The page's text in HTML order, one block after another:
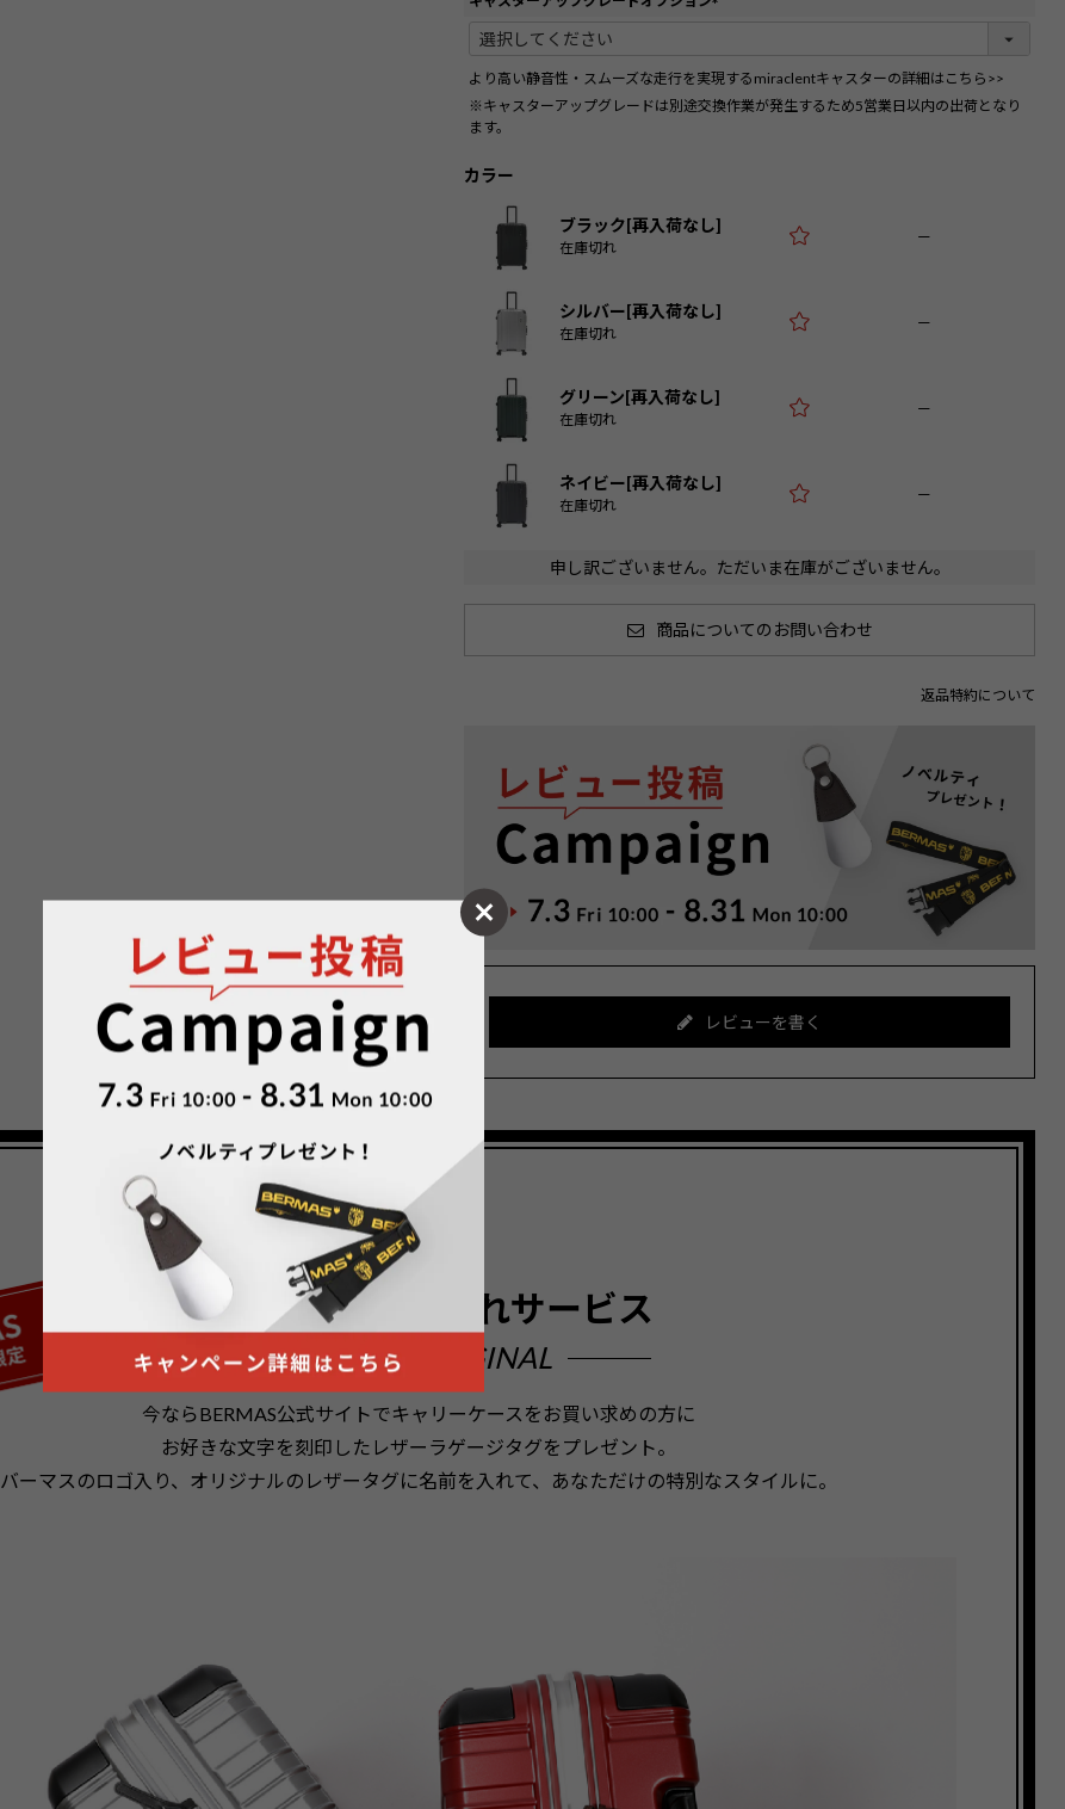
須
より高い静音性・スムーズな走行を実現するmiraclentキャスターの詳細はこちら>>
※キャスターアップグレードは別途交換作業が発生するため5営業日以内の出荷となり
ます。
カラー
ブラック[再入荷なし]
在庫切れ
—
シルバー[再入荷なし]
在庫切れ
—
グリーン[再入荷なし]
在庫切れ
—
ネイビー[再入荷なし]
在庫切れ
—
申し訳ございません。ただいま在庫がございません。
商品についてのお問い合わせ
返品特約について
レビューを書く
ラゲージタグ 名入れサービス
BERMAS ORIGINAL
今ならBERMAS公式サイトでキャリーケースをお買い求めの方に
お好きな文字を刻印したレザーラゲージタグをプレゼント。
バーマスのロゴ入り、オリジナルのレザータグに名前を入れて、あなただけの特別なスタイルに。